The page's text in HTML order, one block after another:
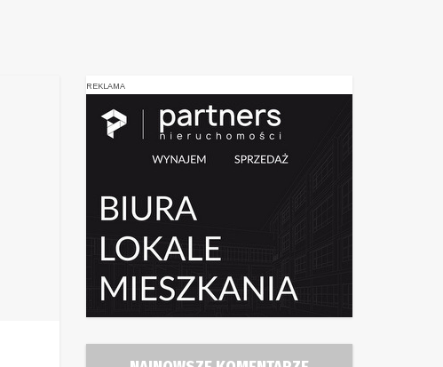
REKLAMA